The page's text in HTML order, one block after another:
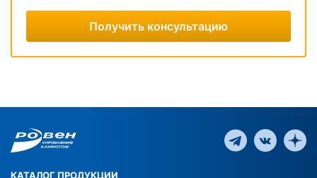
Получить консультацию
КАТАЛОГ ПРОДУКЦИИ